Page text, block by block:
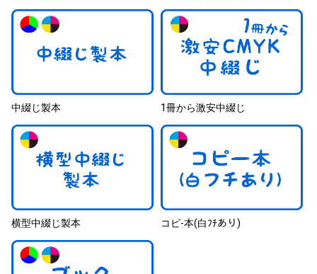
中綴じ製本 1冊から激安中綴じ
横型中綴じ製本 コピ-本(白ﾌﾁあり)